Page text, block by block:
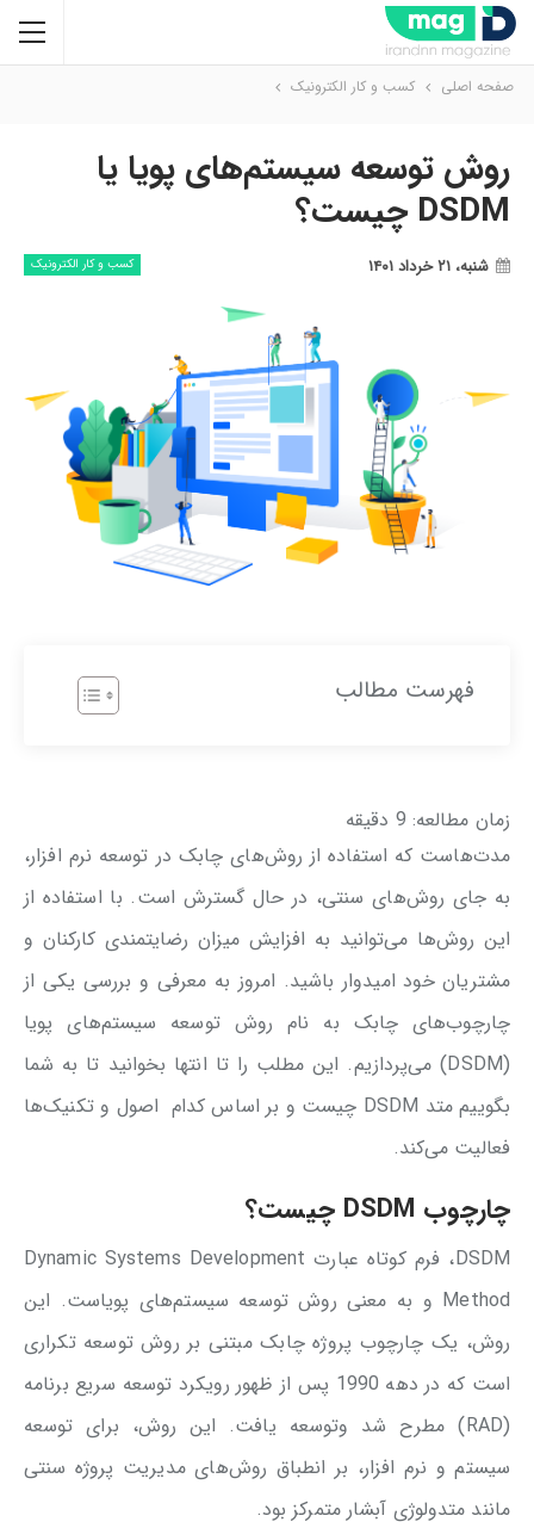
صفحه اصلی کسب و کار الکترونیک
روش توسعه سیستم‌های پویا یا
DSDM چیست؟
کسب و کار الکترونیک شنبه، ۲۱ خرداد ۱۴۰۱
فهرست مطالب
زمان مطالعه: 9 دقیقه
مدت‌هاست که استفاده از روش‌های چابک در توسعه نرم افزار،
به جای روش‌های سنتی، در حال گسترش است. با استفاده از
این روش‌ها می‌توانید به افزایش میزان رضایتمندی کارکنان و
مشتریان خود امیدوار باشید. امروز به معرفی و بررسی یکی از
چارچوب‌های چابک به نام روش توسعه سیستم‌های پویا
(DSDM) می‌پردازیم. این مطلب را تا انتها بخوانید تا به شما
بگوییم متد DSDM چیست و بر اساس کدام اصول و تکنیک‌ها
فعالیت می‌کند.
چارچوب DSDM چیست؟
DSDM، فرم کوتاه عبارت Dynamic Systems Development
Method و به معنی روش توسعه سیستم‌های پویاست. این
روش، یک چارچوب پروژه چابک مبتنی بر روش توسعه تکراری
است که در دهه 1990 پس از ظهور رویکرد توسعه سریع برنامه
(RAD) مطرح شد وتوسعه یافت. این روش، برای توسعه
سیستم و نرم افزار، بر انطباق روش‌های مدیریت پروژه سنتی
مانند متدولوژی آبشار متمرکز بود.